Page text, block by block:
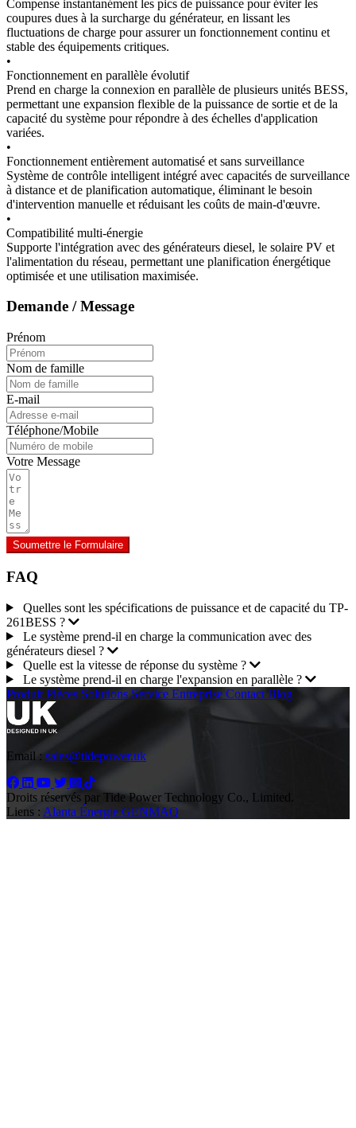
Compense instantanément les pics de puissance pour éviter les
coupures dues à la surcharge du générateur, en lissant les
fluctuations de charge pour assurer un fonctionnement continu et
stable des équipements critiques.
•
Fonctionnement en parallèle évolutif
Prend en charge la connexion en parallèle de plusieurs unités BESS,
permettant une expansion flexible de la puissance de sortie et de la
capacité du système pour répondre à des échelles d'application
variées.
•
Fonctionnement entièrement automatisé et sans surveillance
Système de contrôle intelligent intégré avec capacités de surveillance
à distance et de planification automatique, éliminant le besoin
d'intervention manuelle et réduisant les coûts de main-d'œuvre.
•
Compatibilité multi-énergie
Supporte l'intégration avec des générateurs diesel, le solaire PV et
l'alimentation du réseau, permettant une planification énergétique
optimisée et une utilisation maximisée.
Demande / Message
Prénom
Nom de famille
E-mail
Téléphone/Mobile
Votre Message
Soumettre le Formulaire
FAQ
Quelles sont les spécifications de puissance et de capacité du TP-
261BESS ?
Le système prend-il en charge la communication avec des
générateurs diesel ?
Quelle est la vitesse de réponse du système ?
Le système prend-il en charge l'expansion en parallèle ?
Produit Pièces Solutions Service Entreprise Contact Blog
Email : sales@tidepower.uk
Droits réservés par Tide Power Technology Co., Limited.
Liens : Alanta Énergie GENMAQ